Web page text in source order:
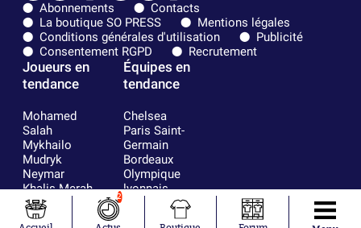
Abonnements
Contacts
La boutique SO PRESS
Mentions légales
Conditions générales d'utilisation
Publicité
Consentement RGPD
Recrutement
Joueurs en
tendance
Mohamed
Salah
Mykhailo
Mudryk
Neymar
Khalis Merah
Loïs Openda
Moussa
Équipes en
tendance
Chelsea
Paris Saint-
Germain
Bordeaux
Olympique
lyonnais
Real Madrid
2